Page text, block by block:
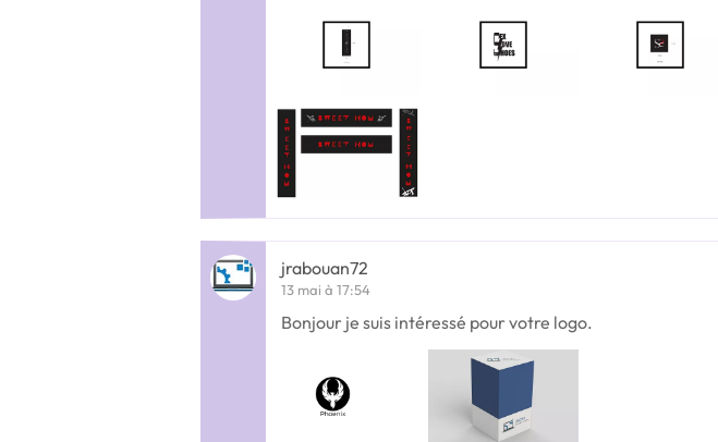
jrabouan72
13 mai à 17:54
Bonjour je suis intéressé pour votre logo.